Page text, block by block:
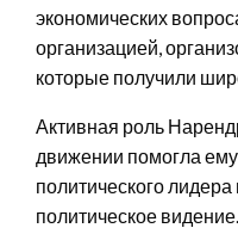
экономических
организацией,
которые получили
Активная роль
движении помогла
политического
политическое